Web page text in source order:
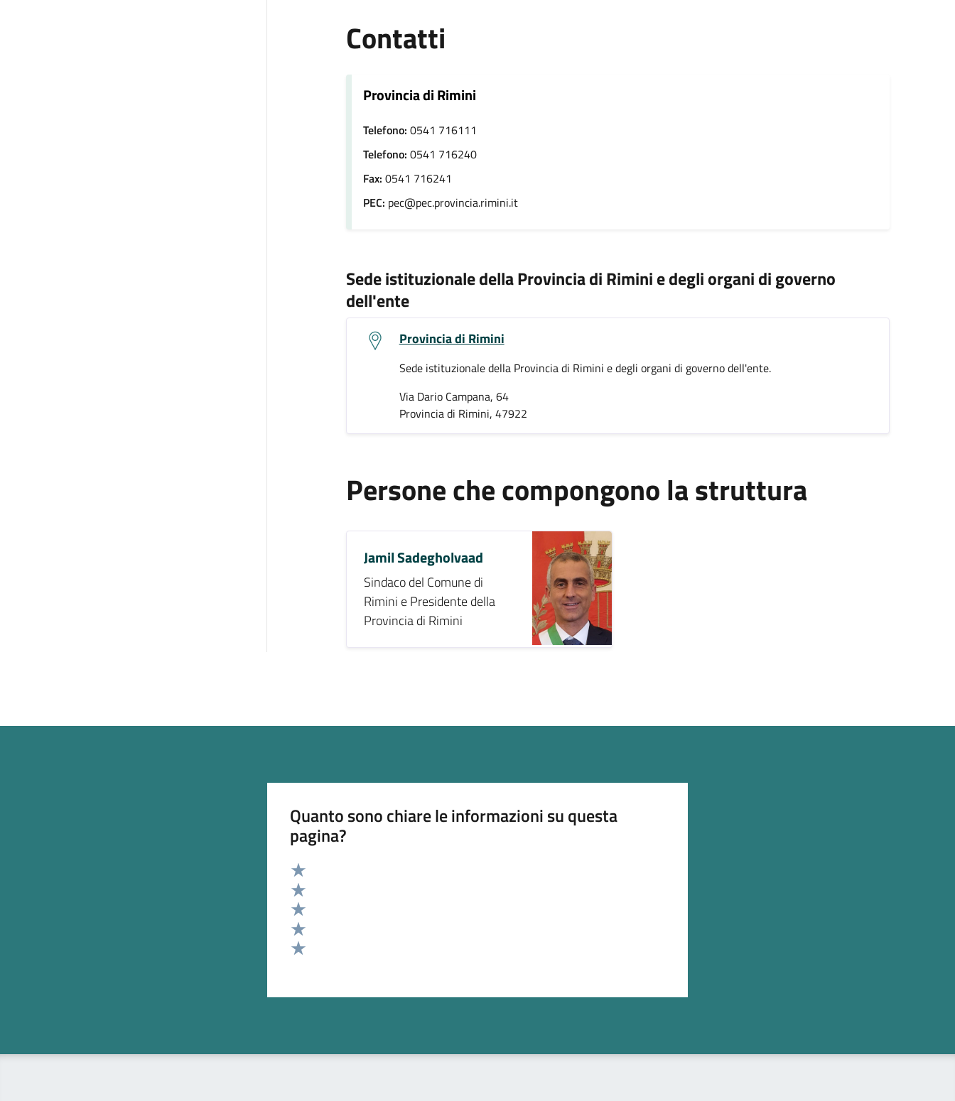
Contatti
Provincia di Rimini
Telefono: 0541 716111
Telefono: 0541 716240
Fax: 0541 716241
PEC: pec@pec.provincia.rimini.it
Sede istituzionale della Provincia di Rimini e degli organi di governo
dell'ente
Provincia di Rimini
Sede istituzionale della Provincia di Rimini e degli organi di governo dell'ente.
Via Dario Campana, 64
Provincia di Rimini, 47922
Persone che compongono la struttura
Jamil Sadegholvaad
Sindaco del Comune di
Rimini e Presidente della
Provincia di Rimini
Quanto sono chiare le informazioni su questa
pagina?
Valuta 5 stelle su 5
Valuta 4 stelle su 5
Valuta 3 stelle su 5
Valuta 2 stelle su 5